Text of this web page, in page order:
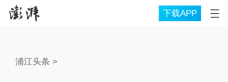
下载APP
浦江头条 >